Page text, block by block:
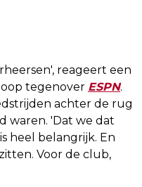
reageert een
tegenover ESPN.
achter de rug
waren. 'Dat we dat
heel belangrijk. En
Voor de club,